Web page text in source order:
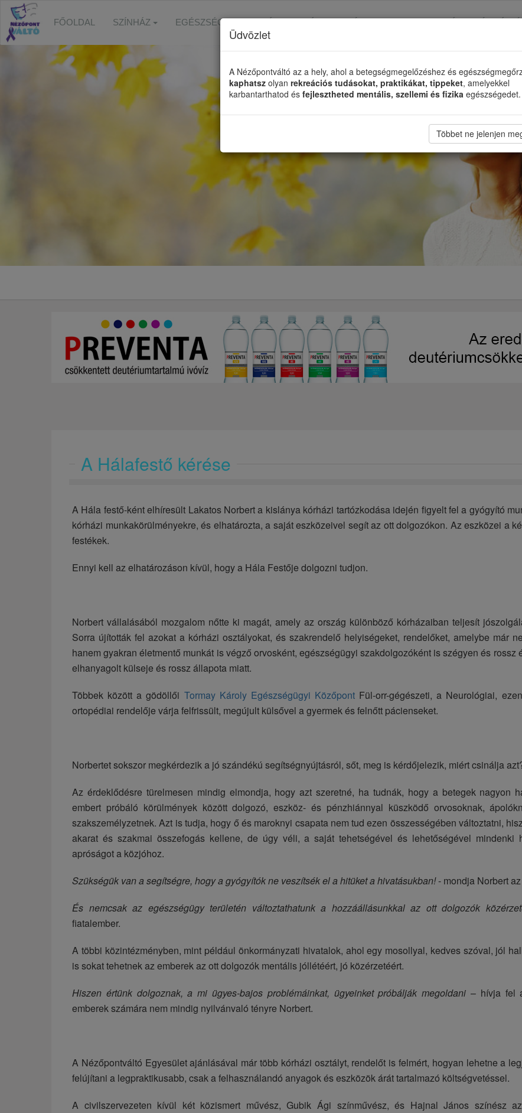
FŐOLDAL SZÍNHÁZ EGÉSZSÉGFEJLESZTÉS
A Hálafestő kérése
A Hála festő-ként elhíresült Lakatos Norbert a kislánya kórházi tartózkodása idején figyelt fel a gyógyító
kórházi munkakörülményekre, és elhatározta, a saját eszközeivel segít az ott dolgozókon. Az eszközei a
festékek.
Ennyi kell az elhatározáson kívül, hogy a Hála Festője dolgozni tudjon.
Norbert vállalásából mozgalom nőtte ki magát, amely az ország különböző kórházaiban teljesít
Sorra újították fel azokat a kórházi osztályokat, és szakrendelő helyiségeket, rendelőket, amelybe már
hanem gyakran életmentő munkát is végző orvosként, egészségügyi szakdolgozóként is szégyen és rossz
elhanyagolt külseje és rossz állapota miatt.
Többek között a gödöllői Tormay Károly Egészségügyi Közőpont Fül-orr-gégészeti, a Neurológiai,
ortopédiai rendelője várja felfrissült, megújult külsővel a gyermek és felnőtt pácienseket.
Norbertet sokszor megkérdezik a jó szándékú segítségnyújtásról, sőt, meg is kérdőjelezik, miért csinálja
Az érdeklődésre türelmesen mindig elmondja, hogy azt szeretné, ha tudnák, hogy a betegek nagyon
embert próbáló körülmények között dolgozó, eszköz- és pénzhiánnyal küszködő orvosoknak,
szakszemélyzetnek. Azt is tudja, hogy ő és maroknyi csapata nem tud ezen összességében változtatni,
akarat és szakmai összefogás kellene, de úgy véli, a saját tehetségével és lehetőségével mindenki
apróságot a közjóhoz.
Szükségük van a segítségre, hogy a gyógyítók ne veszítsék el a hitüket a hivatásukban!- mondja Norbert
És nemcsak az egészségügy területén változtathatunk a hozzáállásunkkal az ott dolgozók
fiatalember.
A többi közintézményben, mint például önkormányzati hivatalok, ahol egy mosollyal, kedves szóval, jól
is sokat tehetnek az emberek az ott dolgozók mentális jóllétéért, jó közérzetéért.
Hiszen értünk dolgoznak, a mi ügyes-bajos problémáinkat, ügyeinket próbálják megoldani – hívja fel
emberek számára nem mindig nyilvánvaló tényre Norbert.
A Nézőpontváltó Egyesület ajánlásával már több kórházi osztályt, rendelőt is felmért, hogyan lehetne a
felújítani a legpraktikusabb, csak a felhasználandó anyagok és eszközök árát tartalmazó költségvetéssel.
A civilszervezeten kívül két közismert művész, Gubik Ági színművész, és Hajnal János színész
Üdvözlet
A Nézőpontváltó az a hely, ahol a betegségmegelőzéshez és
kaphatsz olyan rekreációs tudásokat, praktikákat, tippeket, amelyekkel
karbantarthatod és fejlesztheted mentális, szellemi és fizika egészségedet.
Többet ne jelenjen